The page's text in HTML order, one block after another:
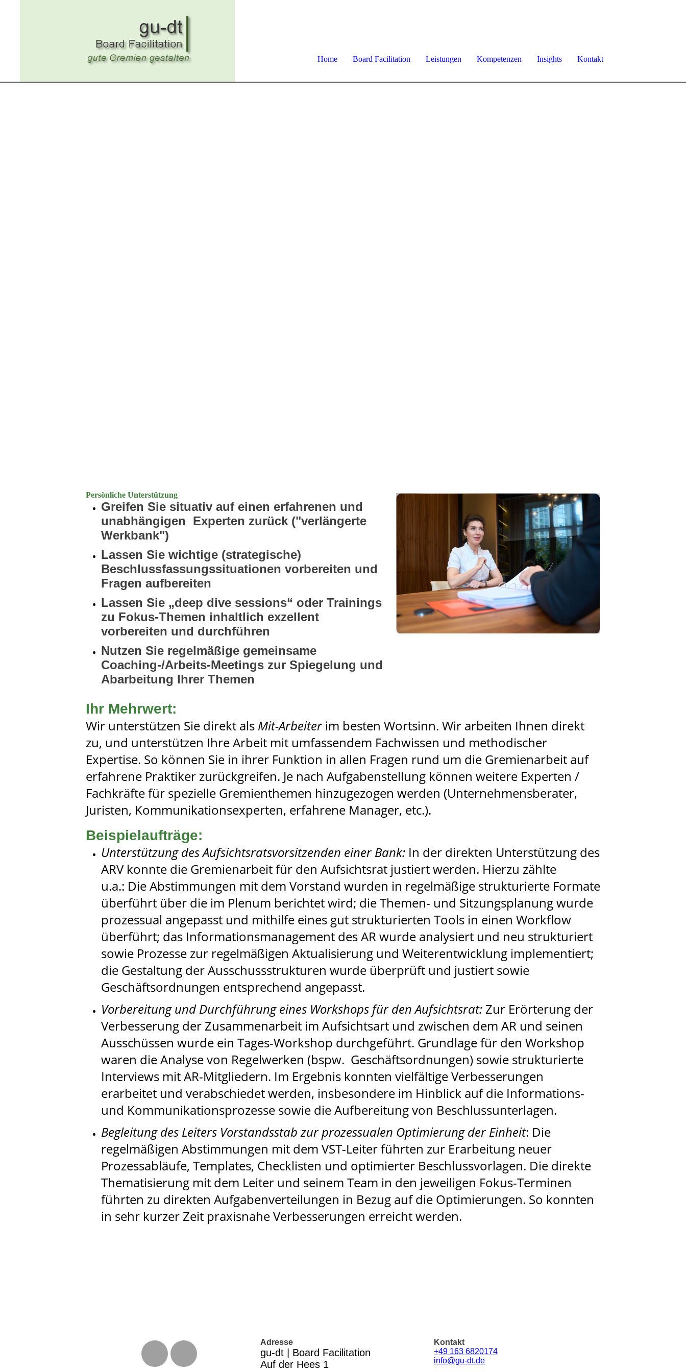
Home Board Facilitation Leistungen Kompetenzen Insights Kontakt
Persönliche Unterstützung
Greifen Sie situativ auf einen erfahrenen und
unabhängigen Experten zurück ("verlängerte
Werkbank")
Lassen Sie wichtige (strategische)
Beschlussfassungssituationen vorbereiten und
Fragen aufbereiten
Lassen Sie „deep dive sessions“ oder Trainings
zu Fokus-Themen inhaltlich exzellent
vorbereiten und durchführen
Nutzen Sie regelmäßige gemeinsame
Coaching-/Arbeits-Meetings zur Spiegelung und
Abarbeitung Ihrer Themen
Ihr Mehrwert:
Wir unterstützen Sie direkt als Mit-Arbeiterim besten Wortsinn. Wir arbeiten Ihnen direkt
zu, und unterstützen Ihre Arbeit mit umfassendem Fachwissen und methodischer
Expertise. So können Sie in ihrer Funktion in allen Fragen rund um die Gremienarbeit auf
erfahrene Praktiker zurückgreifen. Je nach Aufgabenstellung können weitere Experten /
Fachkräfte für spezielle Gremienthemen hinzugezogen werden (Unternehmensberater,
Juristen, Kommunikationsexperten, erfahrene Manager, etc.).
Beispielaufträge:
Unterstützung des Aufsichtsratsvorsitzenden einer Bank: In der direkten Unterstützung des
ARV konnte die Gremienarbeit für den Aufsichtsrat justiert werden. Hierzu zählte
u.a.: Die Abstimmungen mit dem Vorstand wurden in regelmäßige strukturierte Formate
überführt über die im Plenum berichtet wird; die Themen- und Sitzungsplanung wurde
prozessual angepasst und mithilfe eines gut strukturierten Tools in einen Workflow
überführt; das Informationsmanagement des AR wurde analysiert und neu strukturiert
sowie Prozesse zur regelmäßigen Aktualisierung und Weiterentwicklung implementiert;
die Gestaltung der Ausschussstrukturen wurde überprüft und justiert sowie
Geschäftsordnungen entsprechend angepasst.
Vorbereitung und Durchführung eines Workshops für den Aufsichtsrat: Zur Erörterung der
Verbesserung der Zusammenarbeit im Aufsichtsart und zwischen dem AR und seinen
Ausschüssen wurde ein Tages-Workshop durchgeführt. Grundlage für den Workshop
waren die Analyse von Regelwerken (bspw. Geschäftsordnungen) sowie strukturierte
Interviews mit AR-Mitgliedern. Im Ergebnis konnten vielfältige Verbesserungen
erarbeitet und verabschiedet werden, insbesondere im Hinblick auf die Informations-
und Kommunikationsprozesse sowie die Aufbereitung von Beschlussunterlagen.
Begleitung des Leiters Vorstandsstab zur prozessualen Optimierung der Einheit: Die
regelmäßigen Abstimmungen mit dem VST-Leiter führten zur Erarbeitung neuer
Prozessabläufe, Templates, Checklisten und optimierter Beschlussvorlagen. Die direkte
Thematisierung mit dem Leiter und seinem Team in den jeweiligen Fokus-Terminen
führten zu direkten Aufgabenverteilungen in Bezug auf die Optimierungen. So konnten
in sehr kurzer Zeit praxisnahe Verbesserungen erreicht werden.
Adresse
gu-dt | Board Facilitation
Auf der Hees 1
Kontakt
+49 163 6820174
info@gu-dt.de